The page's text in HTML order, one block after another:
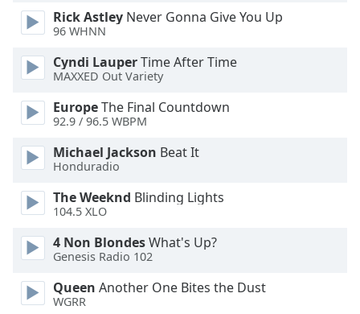
Opacity
Font
Size
Text
Style
Family
Done
Close
Rick Astley Never Gonna Give You Up
96 WHNN
Cyndi LauperTime After Time
MAXXED Out Variety
EuropeThe Final Countdown
92.9 / 96.5 WBPM
Michael Jackson Beat It
Honduradio
The Weeknd Blinding Lights
104.5 XLO
4 Non BlondesWhat's Up?
Genesis Radio 102
Queen Another One Bites the Dust
WGRR